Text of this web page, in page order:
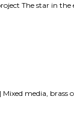
The star in the
media, brass